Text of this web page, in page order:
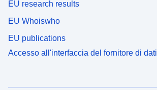
EU research results
EU Whoiswho
EU publications
Accesso all'interfaccia del fornitore di dati